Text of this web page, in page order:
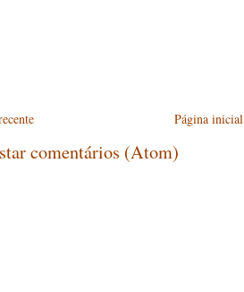
Página inicial
comentários (Atom)